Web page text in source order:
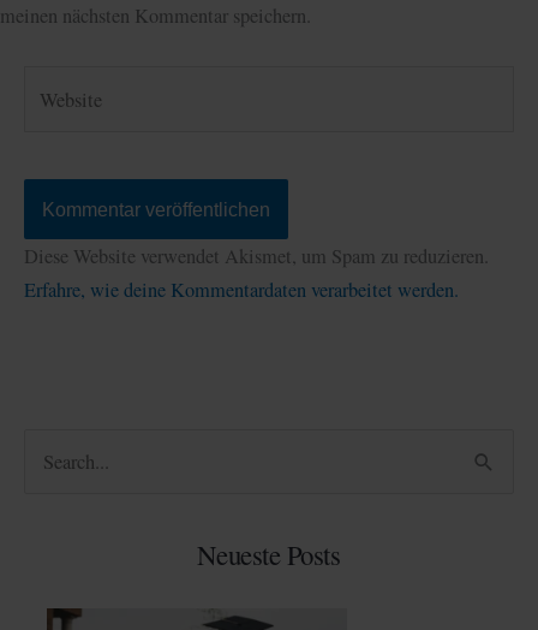
meinen nächsten Kommentar speichern.
Diese Website verwendet Akismet, um Spam zu reduzieren.
Erfahre, wie deine Kommentardaten verarbeitet werden.
Neueste Posts